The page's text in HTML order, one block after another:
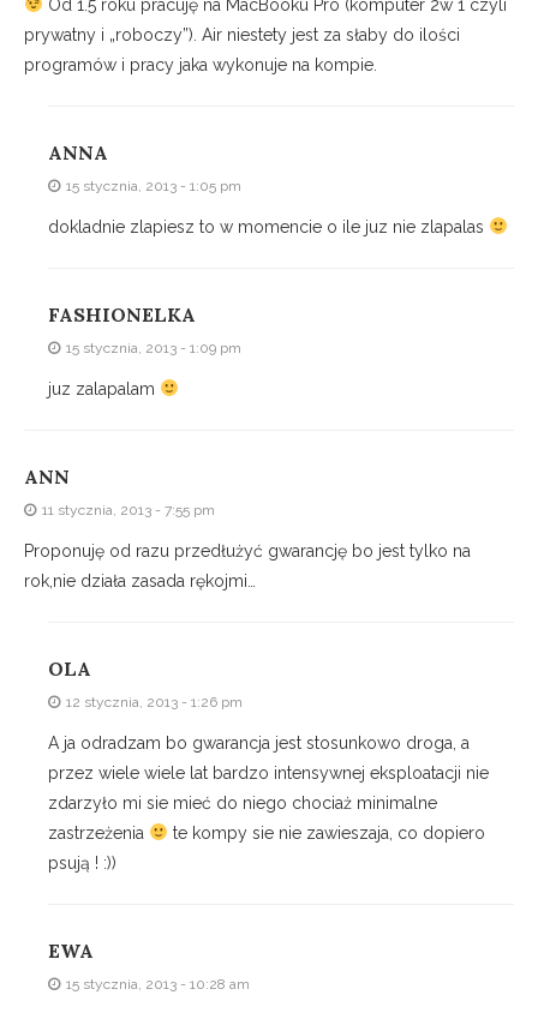
Od 1.5 roku pracuję na MacBooku Pro (komputer 2w 1 czyli
prywatny i „roboczy”). Air niestety jest za słaby do ilości
programów i pracy jaka wykonuje na kompie.
ANNA
15 stycznia, 2013 - 1:05 pm
dokladnie zlapiesz to w momencie o ile juz nie zlapalas
FASHIONELKA
15 stycznia, 2013 - 1:09 pm
juz zalapalam
ANN
11 stycznia, 2013 - 7:55 pm
Proponuję od razu przedłużyć gwarancję bo jest tylko na
rok,nie działa zasada rękojmi…
OLA
12 stycznia, 2013 - 1:26 pm
A ja odradzam bo gwarancja jest stosunkowo droga, a
przez wiele wiele lat bardzo intensywnej eksploatacji nie
zdarzyło mi sie mieć do niego chociaż minimalne
zastrzeżenia
te kompy sie nie zawieszaja, co dopiero
psują ! :))
EWA
15 stycznia, 2013 - 10:28 am